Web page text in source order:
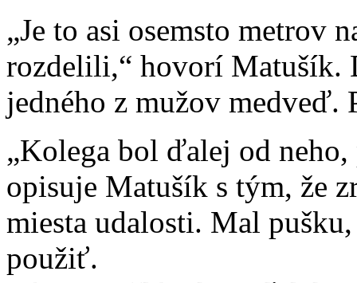
„Je to asi osemsto metrov
rozdelili,“ hovorí Matušík.
jedného z mužov medveď.
„Kolega bol ďalej od
opisuje Matušík s tým, že
miesta udalosti. Mal
použiť.